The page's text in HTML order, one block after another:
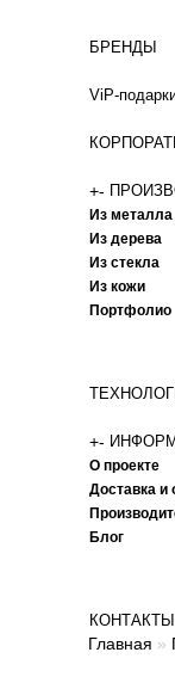
БРЕНДЫ
ViP-
+-
Из металла
Из дерева
Из стекла
Из кожи
Портфолио
+-
О проекте
Доставка и
Блог
КОНТАКТЫ
Главная »